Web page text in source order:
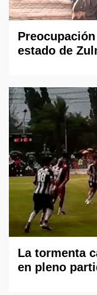
estado de
La tormenta
en pleno